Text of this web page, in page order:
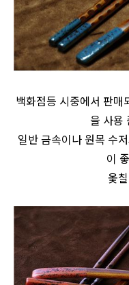
백화점등 시중에서 판매
을 사용
일반 금속이나 원목 수
이
옻